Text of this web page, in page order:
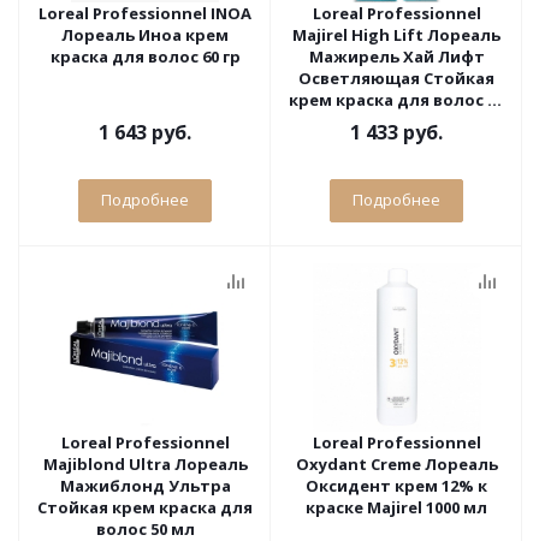
Loreal Professionnel INOA
Лореаль Иноа крем
краска для волос 60 гр
1 643 руб.
Подробнее
Loreal Professionnel
Majirel High Lift Лореаль
Мажирель Хай Лифт
Осветляющая Стойкая
крем краска для волос 50
мл
1 433 руб.
Подробнее
Loreal Professionnel
Majiblond Ultra Лореаль
Мажиблонд Ультра
Стойкая крем краска для
волос 50 мл
Loreal Professionnel
Oxydant Creme Лореаль
Оксидент крем 12% к
краске Majirel 1000 мл